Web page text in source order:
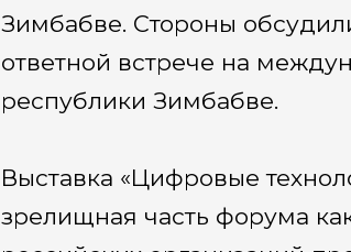
Зимбабве. Стороны
ответной встрече на
республики Зимбабве.
Выставка «Цифровые
зрелищная часть форума